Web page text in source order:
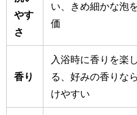
やす
さ
い、きめ細かな泡
価
香り
入浴時に香りを楽
る、好みの香りな
けやすい